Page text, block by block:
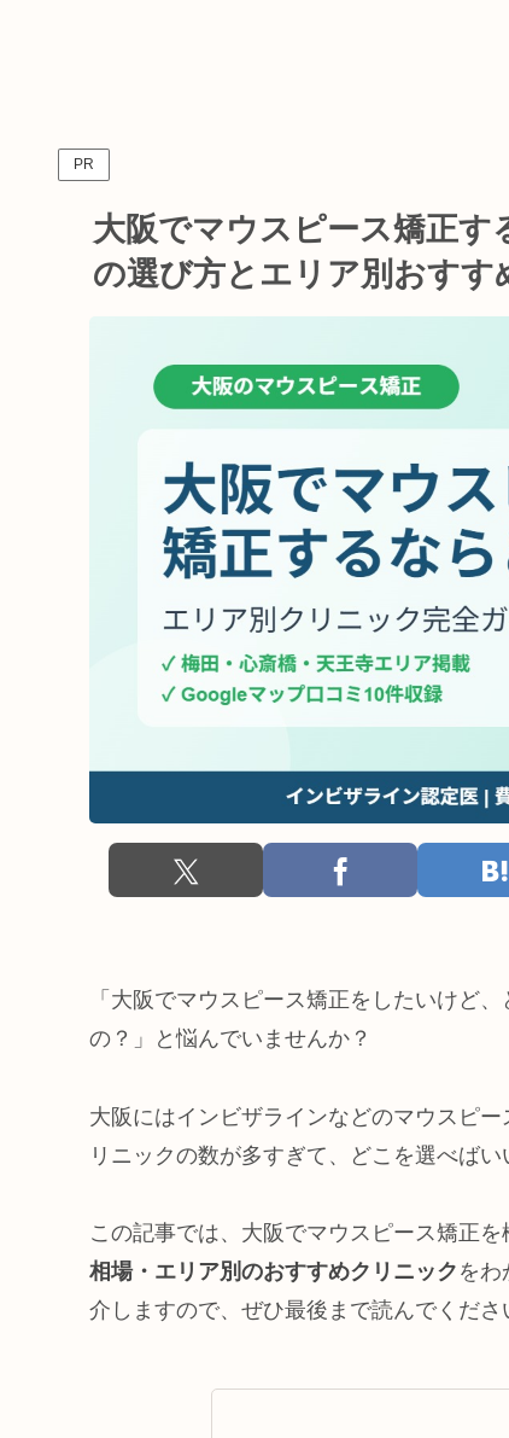
PR
大阪でマウスピース矯正す
の選び方とエリア別おすす
「大阪でマウスピース矯正をしたいけど
の？」と悩んでいませんか？
大阪にはインビザラインなどのマウスピ
リニックの数が多すぎて、どこを選べばい
この記事では、大阪でマウスピース矯正を
相場・エリア別のおすすめクリニック をわ
介しますので、ぜひ最後まで読んでくださ